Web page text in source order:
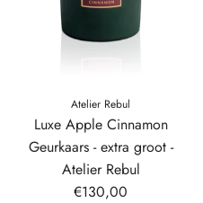
Atelier Rebul
Luxe Apple Cinnamon
Geurkaars - extra groot -
Atelier Rebul
€130,00